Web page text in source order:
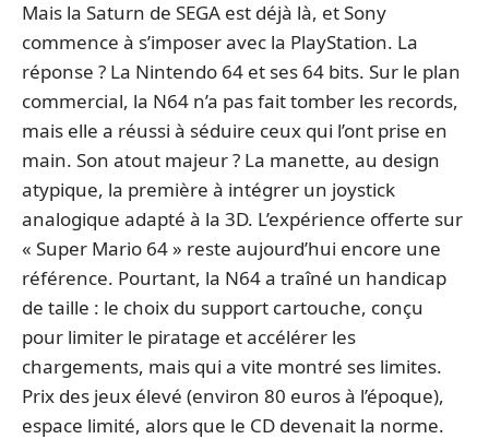
Mais la Saturn de SEGA est déjà là, et Sony
commence à s’imposer avec la PlayStation. La
réponse ? La Nintendo 64 et ses 64 bits. Sur le plan
commercial, la N64 n’a pas fait tomber les records,
mais elle a réussi à séduire ceux qui l’ont prise en
main. Son atout majeur ? La manette, au design
atypique, la première à intégrer un joystick
analogique adapté à la 3D. L’expérience offerte sur
« Super Mario 64 » reste aujourd’hui encore une
référence. Pourtant, la N64 a traîné un handicap
de taille : le choix du support cartouche, conçu
pour limiter le piratage et accélérer les
chargements, mais qui a vite montré ses limites.
Prix des jeux élevé (environ 80 euros à l’époque),
espace limité, alors que le CD devenait la norme.